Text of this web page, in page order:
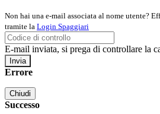
Non hai una e-mail associata al nome utente?
tramite la Login Spaggiari
E-mail inviata, si prega di controllare la
Errore
Chiudi
Successo